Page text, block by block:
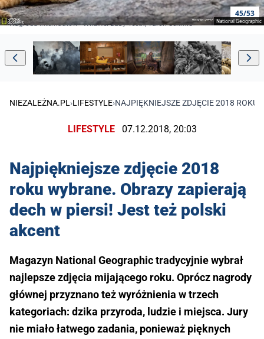
45/53
National Geographic
Nagroda internautów - Wildlife: Baby Teeth, Yaron Schmid
NIEZALEŻNA.PL ›LIFESTYLE›NAJPIĘKNIEJSZE ZDJĘCIE 2018 ROKU
LIFESTYLE 07.12.2018, 20:03
Najpiękniejsze zdjęcie 2018
roku wybrane. Obrazy zapierają
dech w piersi! Jest też polski
akcent
Magazyn National Geographic tradycyjnie wybrał
najlepsze zdjęcia mijającego roku. Oprócz nagrody
głównej przyznano też wyróżnienia w trzech
kategoriach: dzika przyroda, ludzie i miejsca. Jury
nie miało łatwego zadania, ponieważ pięknych